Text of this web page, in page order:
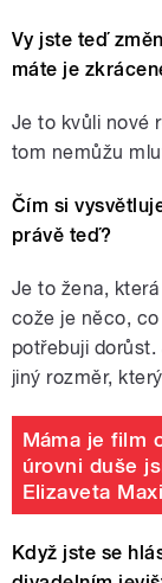
Vy jste teď
máte je
Je to kvůli nové
tom nemůžu
Čím si
právě teď?
Je to žena,
cože je něco,
potřebuji
jiný rozměr,
Máma je film
úrovni duše
Elizaveta
Když jste se